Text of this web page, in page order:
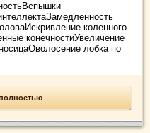
коленного
конечностиУвеличение
лобка по